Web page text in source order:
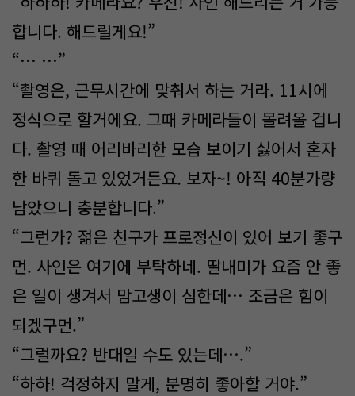
합니다. 해드릴게요!”
“… …”
“촬영은, 근무시간에 맞춰서 하는 거라. 11시에
정식으로 할거에요. 그때 카메라들이 몰려올 겁니
다. 촬영 때 어리바리한 모습 보이기 싫어서 혼자
한 바퀴 돌고 있었거든요. 보자~! 아직 40분가량
남았으니 충분합니다.”
“그런가? 젊은 친구가 프로정신이 있어 보기 좋구
먼. 사인은 여기에 부탁하네. 딸내미가 요즘 안 좋
은 일이 생겨서 맘고생이 심한데… 조금은 힘이
되겠구먼.”
“그럴까요? 반대일 수도 있는데….”
“하하! 걱정하지 말게, 분명히 좋아할 거야.”